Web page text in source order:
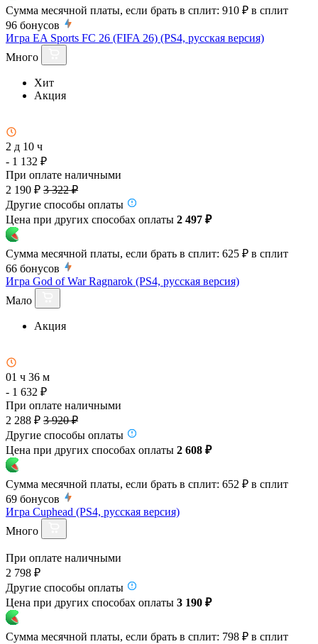
Сумма месячной платы, если брать в сплит: 910 ₽ в сплит
96 бонусов
Игра EA Sports FC 26 (FIFA 26) (PS4, русская версия)
Много
Хит
Акция
2 д 10 ч
- 1 132 ₽
При оплате наличными
2 190 ₽ 3 322 ₽
Другие способы оплаты
Цена при других способах оплаты 2 497 ₽
Сумма месячной платы, если брать в сплит: 625 ₽ в сплит
66 бонусов
Игра God of War Ragnarok (PS4, русская версия)
Мало
Акция
01 ч 36 м
- 1 632 ₽
При оплате наличными
2 288 ₽ 3 920 ₽
Другие способы оплаты
Цена при других способах оплаты 2 608 ₽
Сумма месячной платы, если брать в сплит: 652 ₽ в сплит
69 бонусов
Игра Cuphead (PS4, русская версия)
Много
При оплате наличными
2 798 ₽
Другие способы оплаты
Цена при других способах оплаты 3 190 ₽
Сумма месячной платы, если брать в сплит: 798 ₽ в сплит